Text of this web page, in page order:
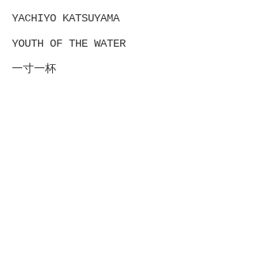
YACHIYO KATSUYAMA
YOUTH OF THE WATER
一寸一杯